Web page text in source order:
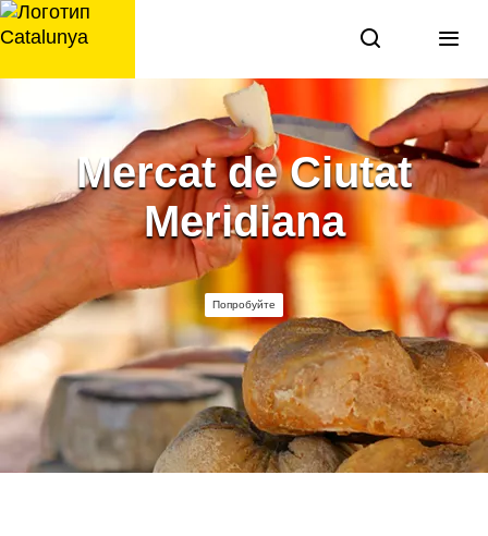
перейти
к
Mercat de Ciutat
Meridiana
Попробуйте